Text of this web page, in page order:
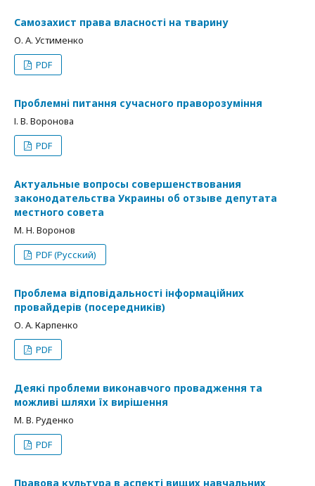
Самозахист права власності на тварину
О. А. Устименко
PDF
Проблемні питання сучасного праворозуміння
І. В. Воронова
PDF
Актуальные вопросы совершенствования
законодательства Украины об отзыве депутата
местного совета
М. Н. Воронов
PDF (Русский)
Проблема відповідальності інформаційних
провайдерів (посередників)
О. А. Карпенко
PDF
Деякі проблеми виконавчого провадження та
можливі шляхи їх вирішення
М. В. Руденко
PDF
Правова культура в аспекті вищих навчальних